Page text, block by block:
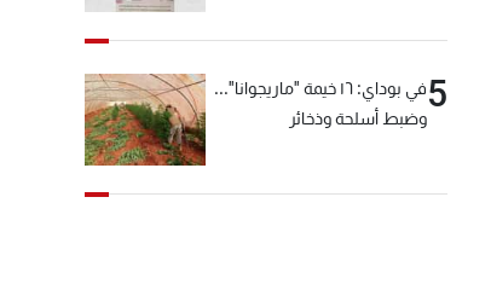
5
في بوداي: ١٦ خيمة "ماريجوانا"...
وضبط أسلحة وذخائر